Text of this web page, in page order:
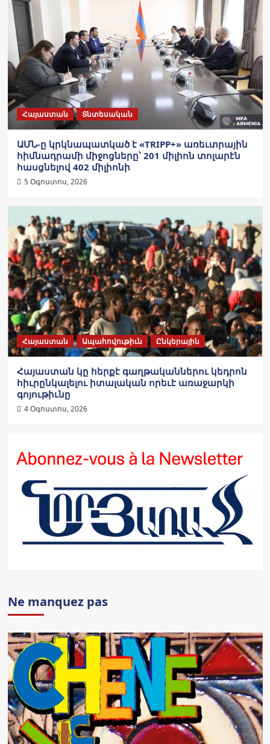
Հայաստան Տնտեսական
ԱՄՆ-ը կրկնապատկած է «TRIPP+» առեւտրային
հիմնադրամի միջոցները՝ 201 միլիոն տոլարէն
հասցնելով 402 միլիոնի
5 Օգոստոս, 2026
Հայաստան Ապահովութիւն Ընկերային
Հայաստան կը հերքէ գաղթականներու կեդրոն
հիւրընկալելու իտալական որեւէ առաջարկի
գոյութիւնը
4 Օգոստոս, 2026
Ne manquez pas